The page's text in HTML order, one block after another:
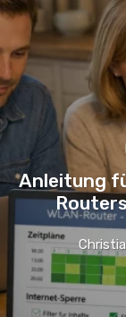
Anleitung